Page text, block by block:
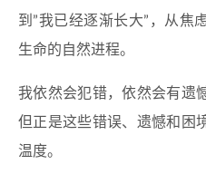
到”我已经逐渐长大”，从焦
生命的自然进程。
我依然会犯错，依然会有遗
但正是这些错误、遗憾和困
温度。